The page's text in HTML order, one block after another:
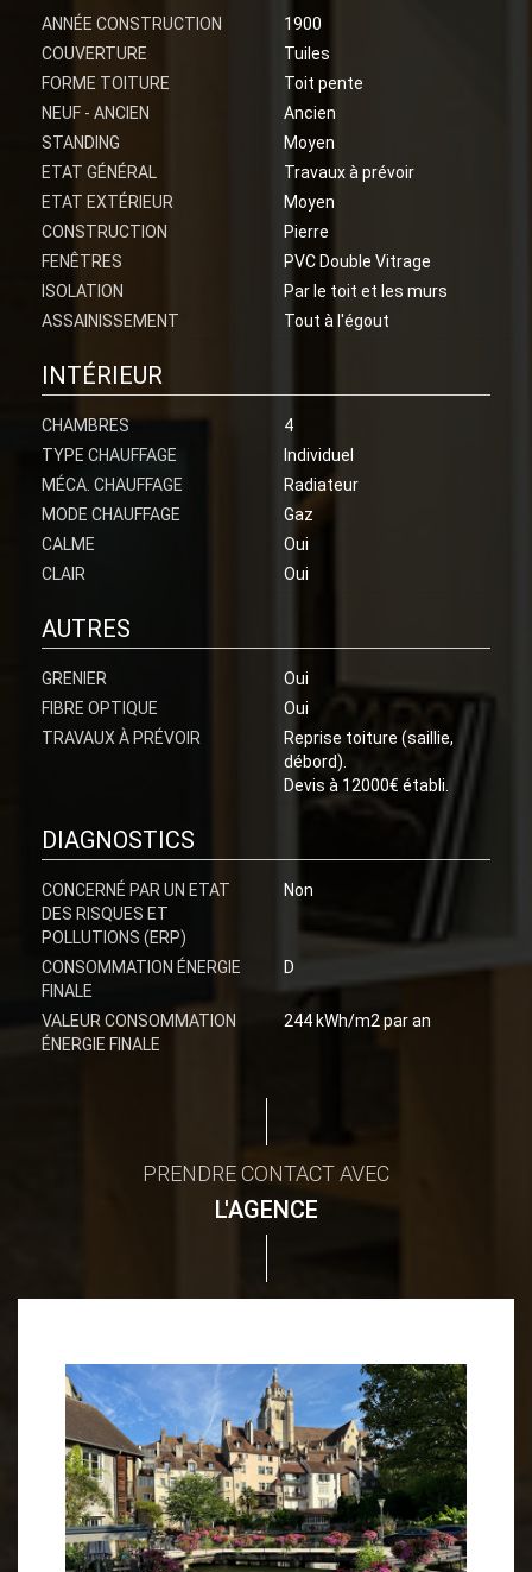
ANNÉE CONSTRUCTION
1900
COUVERTURE
Tuiles
FORME TOITURE
Toit pente
NEUF - ANCIEN
Ancien
STANDING
Moyen
ETAT GÉNÉRAL
Travaux à prévoir
ETAT EXTÉRIEUR
Moyen
CONSTRUCTION
Pierre
FENÊTRES
PVC Double Vitrage
ISOLATION
Par le toit et les murs
ASSAINISSEMENT
Tout à l'égout
INTÉRIEUR
CHAMBRES
4
TYPE CHAUFFAGE
Individuel
MÉCA. CHAUFFAGE
Radiateur
MODE CHAUFFAGE
Gaz
CALME
Oui
CLAIR
Oui
AUTRES
GRENIER
Oui
FIBRE OPTIQUE
Oui
TRAVAUX À PRÉVOIR
Reprise toiture (saillie,
débord).
Devis à 12000€ établi.
DIAGNOSTICS
CONCERNÉ PAR UN ETAT
DES RISQUES ET
POLLUTIONS (ERP)
Non
CONSOMMATION ÉNERGIE
FINALE
D
VALEUR CONSOMMATION
ÉNERGIE FINALE
244 kWh/m2 par an
PRENDRE CONTACT AVEC
L'AGENCE